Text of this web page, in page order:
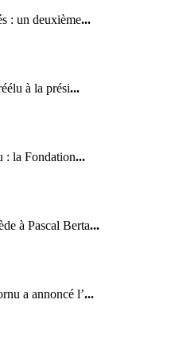
: un deuxième...
à la prési...
: la Fondation...
à Pascal Berta...
a annoncé l’...